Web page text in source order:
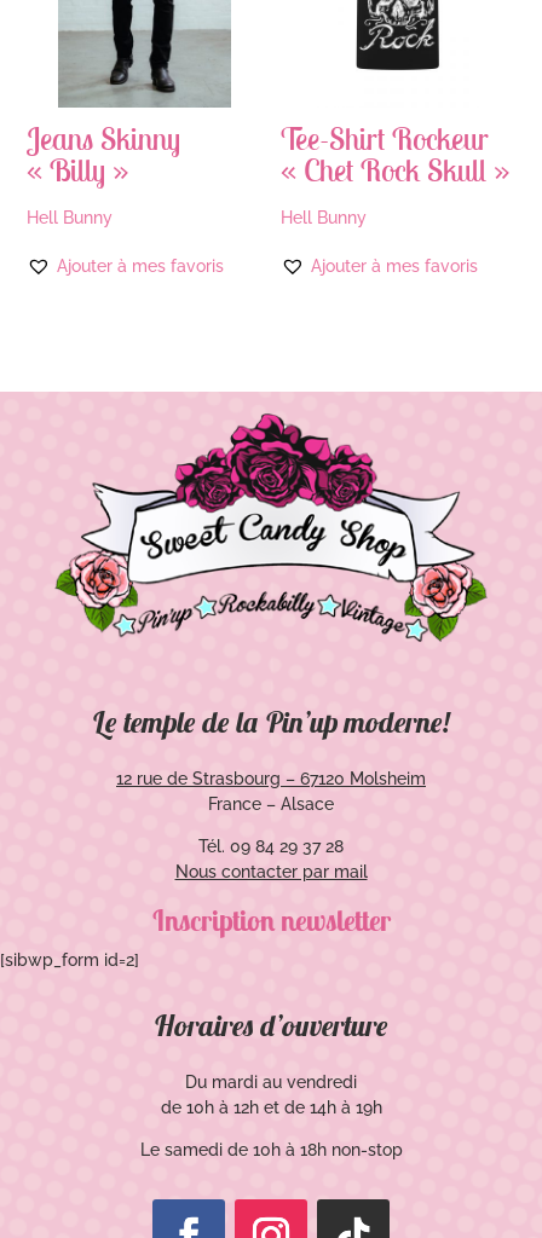
Jeans Skinny
« Billy »
Hell Bunny
Ajouter à mes favoris
Tee-Shirt Rockeur
« Chet Rock Skull »
Hell Bunny
Ajouter à mes favoris
Le temple de la Pin’up moderne!
12 rue de Strasbourg – 67120 Molsheim
France – Alsace
Tél. 09 84 29 37 28
Nous contacter par mail
Inscription newsletter
[sibwp_form id=2]
Horaires d’ouverture
Du mardi au vendredi
de 10h à 12h et de 14h à 19h
Le samedi de 10h à 18h non-stop